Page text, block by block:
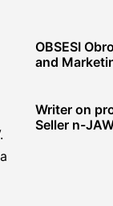
OBSESI
and
Writer on
Seller n-